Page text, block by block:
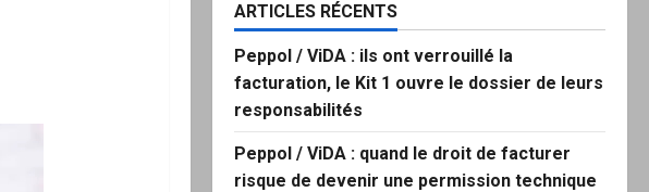
ARTICLES RÉCENTS
Peppol / ViDA : ils ont verrouillé la
facturation, le Kit 1 ouvre le dossier de leurs
responsabilités
Peppol / ViDA : quand le droit de facturer
risque de devenir une permission technique